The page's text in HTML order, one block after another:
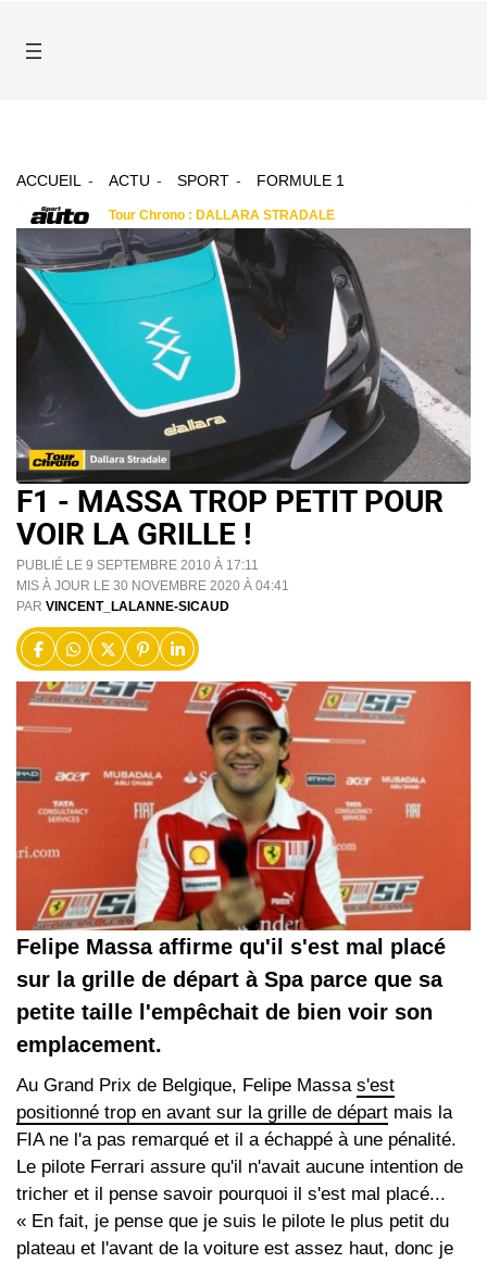
ACCUEIL ACTU SPORT FORMULE 1
F1 - MASSA TROP PETIT POUR
VOIR LA GRILLE !
PUBLIÉ LE 9 SEPTEMBRE 2010 À 17:11
MIS À JOUR LE 30 NOVEMBRE 2020 À 04:41
PAR VINCENT_LALANNE-SICAUD
Felipe Massa affirme qu'il s'est mal placé
sur la grille de départ à Spa parce que sa
petite taille l'empêchait de bien voir son
emplacement.
Au Grand Prix de Belgique, Felipe Massa s'est
positionné trop en avant sur la grille de départ mais la
FIA ne l'a pas remarqué et il a échappé à une pénalité.
Le pilote Ferrari assure qu'il n'avait aucune intention de
tricher et il pense savoir pourquoi il s'est mal placé...
« En fait, je pense que je suis le pilote le plus petit du
plateau et l'avant de la voiture est assez haut, donc je